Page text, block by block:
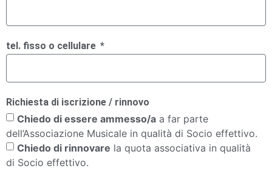
tel. fisso o cellulare
Richiesta di iscrizione / rinnovo
Chiedo di essere ammesso/a a far parte
dell’Associazione Musicale in qualità di Socio effettivo.
Chiedo di rinnovare la quota associativa in qualità
di Socio effettivo.